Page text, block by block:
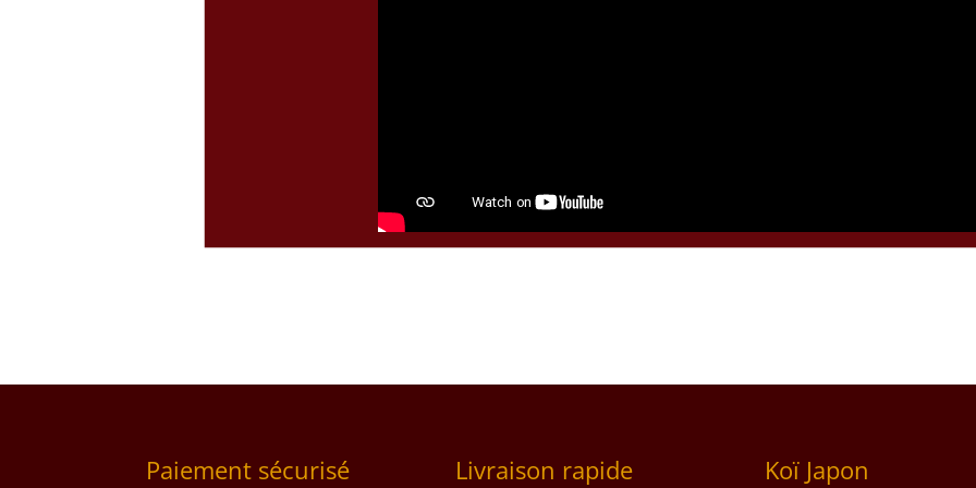
Paiement sécurisé Livraison rapide Koï Japon